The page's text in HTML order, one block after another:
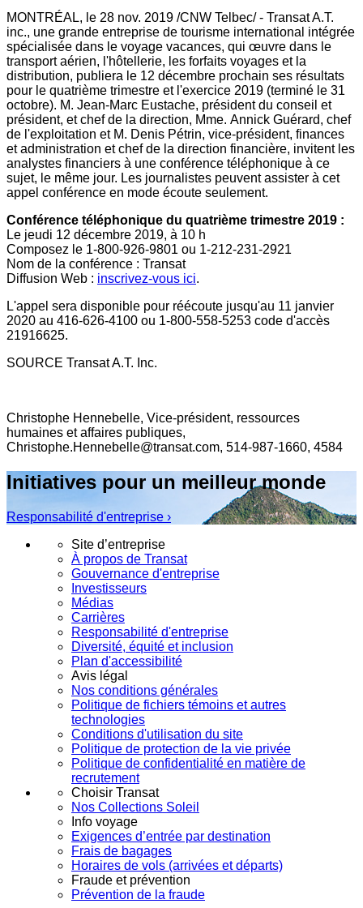
MONTRÉAL, le 28 nov. 2019 /CNW Telbec/ - Transat A.T.
inc., une grande entreprise de tourisme international intégrée
spécialisée dans le voyage vacances, qui œuvre dans le
transport aérien, l'hôtellerie, les forfaits voyages et la
distribution, publiera le 12 décembre prochain ses résultats
pour le quatrième trimestre et l'exercice 2019 (terminé le 31
octobre). M. Jean-Marc Eustache, président du conseil et
président, et chef de la direction, Mme. Annick Guérard, chef
de l'exploitation et M. Denis Pétrin, vice-président, finances
et administration et chef de la direction financière, invitent les
analystes financiers à une conférence téléphonique à ce
sujet, le même jour. Les journalistes peuvent assister à cet
appel conférence en mode écoute seulement.
Conférence téléphonique du quatrième trimestre 2019 :
Le jeudi 12 décembre 2019, à 10 h
Composez le 1-800-926-9801 ou 1‐212‐231‐2921
Nom de la conférence : Transat
Diffusion Web : inscrivez-vous ici.
L'appel sera disponible pour réécoute jusqu'au 11 janvier
2020 au 416-626-4100 ou 1-800-558-5253 code d'accès
21916625.
SOURCE Transat A.T. Inc.
Christophe Hennebelle, Vice-président, ressources
humaines et affaires publiques,
Christophe.Hennebelle@transat.com, 514-987-1660, 4584
Initiatives pour un meilleur monde
Responsabilité d'entreprise ›
Site d’entreprise
À propos de Transat
Gouvernance d'entreprise
Investisseurs
Médias
Carrières
Responsabilité d'entreprise
Diversité, équité et inclusion
Plan d'accessibilité
Avis légal
Nos conditions générales
Politique de fichiers témoins et autres
technologies
Conditions d'utilisation du site
Politique de protection de la vie privée
Politique de confidentialité en matière de
recrutement
Choisir Transat
Nos Collections Soleil
Info voyage
Exigences d’entrée par destination
Frais de bagages
Horaires de vols (arrivées et départs)
Fraude et prévention
Prévention de la fraude